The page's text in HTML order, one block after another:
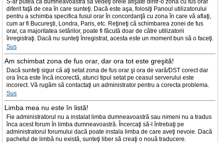
S-ar putea ca dumneavoastră să vedeţi orele afişate dintr-o zonă cu fus orar
diferit faţă de cea în care sunteţi. Dacă este aşa, folosiţi Panoul utilizatorului
pentru a schimba specifica fusul orar în concordanţă cu zona în care vă aflaţi,
cum ar fi Bucureşti, Londra, Paris, etc. Reţineţi că schimbarea zonei de fus
orar, ca majoritatea setărilor, poate fi făcută doar de către utilizatorii
înregistraţi. Dacă nu sunteţi înregistrat, acesta este un moment bun să o faceţi.
Sus
Am schimbat zona de fus orar, dar ora tot este greşită!
Dacă sunteţi sigur că aţi setat zona de fus orar şi ora de vară/DST corect dar
ora înca este încă incorectă, atunci tipul setat pe ceasul serverului este
incorect. Vă rugăm să contactaţi un administrator pentru a corecta problema.
Sus
Limba mea nu este în listă!
Fie administratorul nu a instalat limba dumneavoastră sau nimeni nu a tradus
înca acest forum în limba dumneavoastră. Încercaţi să-l întrebaţi pe
administratorul forumului dacă poate instala limba de care aveţi nevoie. Dacă
pachetul de limbă nu există, sunteţi liber să creaţi o nouă traducere.